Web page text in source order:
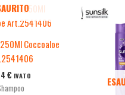
Coccoaloe
€ IVATO